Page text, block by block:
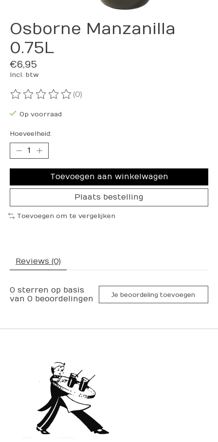
Osborne Manzanilla
0.75L
€6,95
Incl. btw
De beoordeling van dit product is
(0)
Op voorraad
Hoeveelheid:
Toevoegen aan winkelwagen
Plaats bestelling
Toevoegen om te vergelijken
Reviews (0)
0 sterren op basis
van 0 beoordelingen Je beoordeling toevoegen